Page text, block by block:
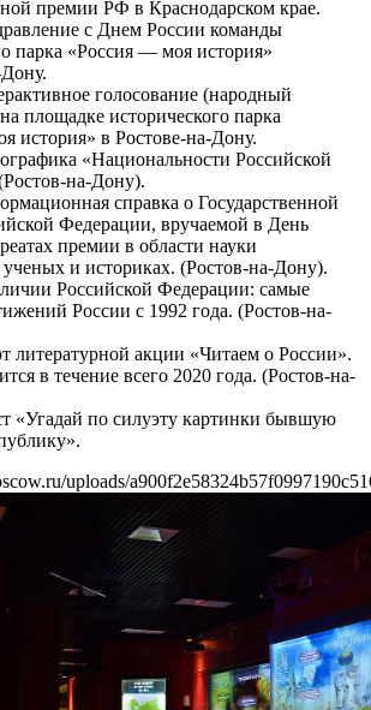
премии РФ в Краснодарском крае.
с Днем России команды
парка «Россия — моя история»
голосование (народный
площадке исторического парка
история» в Ростове-на-Дону.
«Национальности Российской
на-Дону).
справка о Государственной
Федерации, вручаемой в День
премии в области науки
и историках. (Ростов-на-Дону).
Российской Федерации: самые
России с 1992 года. (Ростов-на-
литературной акции «Читаем о России».
в течение всего 2020 года. (Ростов-на-
«Угадай по силуэту картинки бывшую
uploads/